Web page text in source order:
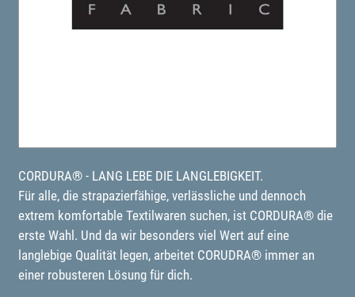
CORDURA® - LANG LEBE DIE LANGLEBIGKEIT.
Für alle, die strapazierfähige, verlässliche und dennoch
extrem komfortable Textilwaren suchen, ist CORDURA® die
erste Wahl. Und da wir besonders viel Wert auf eine
langlebige Qualität legen, arbeitet CORUDRA® immer an
einer robusteren Lösung für dich.